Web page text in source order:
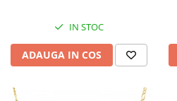
IN STOC
ADAUGA IN COS